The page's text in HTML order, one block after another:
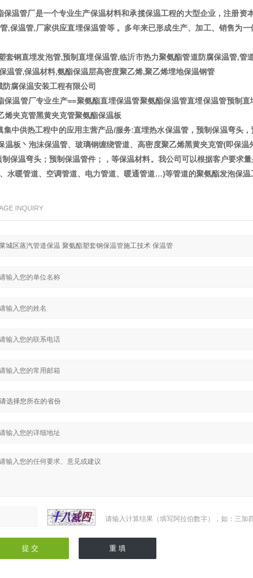
温管厂是一个专业生产保温材料和承揽保温工程的大型企业，注册资
,保温管,厂家供应直埋保温管等 。多年来已形成生产、加工、销售为
套钢直埋发泡管,预制直埋保温管,临沂市热力聚氨酯管道防腐保温管,管
温管,保温材料,氨酯保温层高密度聚乙烯,聚乙烯埋地保温钢管
腐保温安装工程有限公司
温管厂专业生产==聚氨酯直埋保温管聚氨酯保温管直埋保温管预制
烯夹克管黑黄夹克管聚氨酯保温板
中供热工程中的应用主营产品/服务:直埋热水保温管，预制保温弯头，
温板丶泡沫保温管、玻璃钢缠绕管道、高密度聚乙烯黑黄夹克管(即保
保温弯头；预制保温管件；，等保温材料。我公司可以根据客户要求
水暖管道、空调管道、电力管道、暖通管道…)等管道的聚氨酯发泡保温
INQUIRY
请输入计算结果（填写阿拉伯数字），如：三加